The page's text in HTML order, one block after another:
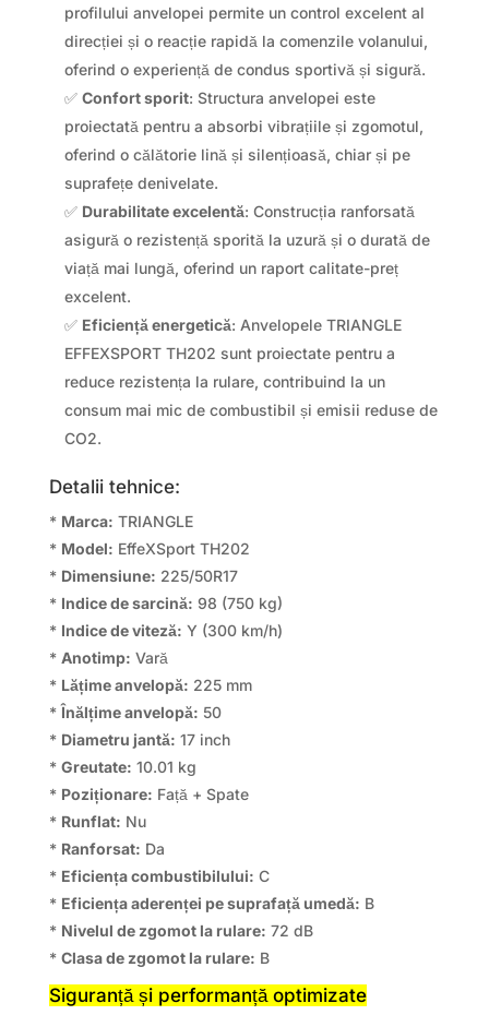
profilului anvelopei permite un control excelent al
direcției și o reacție rapidă la comenzile volanului,
oferind o experiență de condus sportivă și sigură.
✅ Confort sporit: Structura anvelopei este
proiectată pentru a absorbi vibrațiile și zgomotul,
oferind o călătorie lină și silențioasă, chiar și pe
suprafețe denivelate.
✅ Durabilitate excelentă: Construcția ranforsată
asigură o rezistență sporită la uzură și o durată de
viață mai lungă, oferind un raport calitate-preț
excelent.
✅ Eficiență energetică: Anvelopele TRIANGLE
EFFEXSPORT TH202 sunt proiectate pentru a
reduce rezistența la rulare, contribuind la un
consum mai mic de combustibil și emisii reduse de
CO2.
Detalii tehnice:
* Marca: TRIANGLE
* Model: EffeXSport TH202
* Dimensiune: 225/50R17
* Indice de sarcină: 98 (750 kg)
* Indice de viteză: Y (300 km/h)
* Anotimp: Vară
* Lățime anvelopă: 225 mm
*Înălțime anvelopă: 50
* Diametru jantă: 17 inch
* Greutate: 10.01 kg
* Poziționare: Față + Spate
* Runflat: Nu
* Ranforsat: Da
* Eficiența combustibilului: C
* Eficiența aderenței pe suprafață umedă: B
* Nivelul de zgomot la rulare: 72 dB
* Clasa de zgomot la rulare: B
Siguranță și performanță optimizate